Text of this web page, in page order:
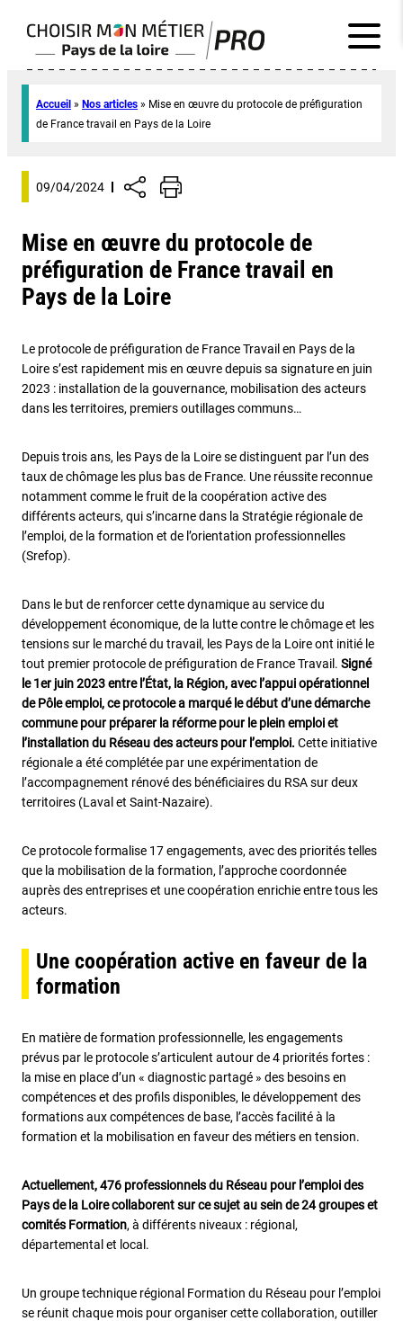
Accueil » Nos articles » Mise en œuvre du protocole de préfiguration
de France travail en Pays de la Loire
09/04/2024
Mise en œuvre du protocole de
préfiguration de France travail en
Pays de la Loire
Le protocole de préfiguration de France Travail en Pays de la
Loire s’est rapidement mis en œuvre depuis sa signature en juin
2023 : installation de la gouvernance, mobilisation des acteurs
dans les territoires, premiers outillages communs…
Depuis trois ans, les Pays de la Loire se distinguent par l’un des
taux de chômage les plus bas de France. Une réussite reconnue
notamment comme le fruit de la coopération active des
différents acteurs, qui s’incarne dans la Stratégie régionale de
l’emploi, de la formation et de l’orientation professionnelles
(Srefop).
Dans le but de renforcer cette dynamique au service du
développement économique, de la lutte contre le chômage et les
tensions sur le marché du travail, les Pays de la Loire ont initié le
tout premier protocole de préfiguration de France Travail. Signé
le 1er juin 2023 entre l’État, la Région, avec l’appui opérationnel
de Pôle emploi, ce protocole a marqué le début d’une démarche
commune pour préparer la réforme pour le plein emploi et
l’installation du Réseau des acteurs pour l’emploi. Cette initiative
régionale a été complétée par une expérimentation de
l’accompagnement rénové des bénéficiaires du RSA sur deux
territoires (Laval et Saint-Nazaire).
Ce protocole formalise 17 engagements, avec des priorités telles
que la mobilisation de la formation, l’approche coordonnée
auprès des entreprises et une coopération enrichie entre tous les
acteurs.
Une coopération active en faveur de la
formation
En matière de formation professionnelle, les engagements
prévus par le protocole s’articulent autour de 4 priorités fortes :
la mise en place d’un « diagnostic partagé » des besoins en
compétences et des profils disponibles, le développement des
formations aux compétences de base, l’accès facilité à la
formation et la mobilisation en faveur des métiers en tension.
Actuellement, 476 professionnels du Réseau pour l’emploi des
Pays de la Loire collaborent sur ce sujet au sein de 24 groupes et
comités Formation, à différents niveaux : régional,
départemental et local.
Un groupe technique régional Formation du Réseau pour l’emploi
se réunit chaque mois pour organiser cette collaboration, outiller